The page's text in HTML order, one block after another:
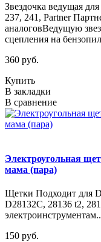
Звездочка ведущая
237, 241, Partner
аналоговВедущую
сцепления на
360 руб.
Купить
В закладки
В сравнение
Электроугольная
мама (пара)
Щетки Подходит для
D28132C, 28136 t2,
150 руб.